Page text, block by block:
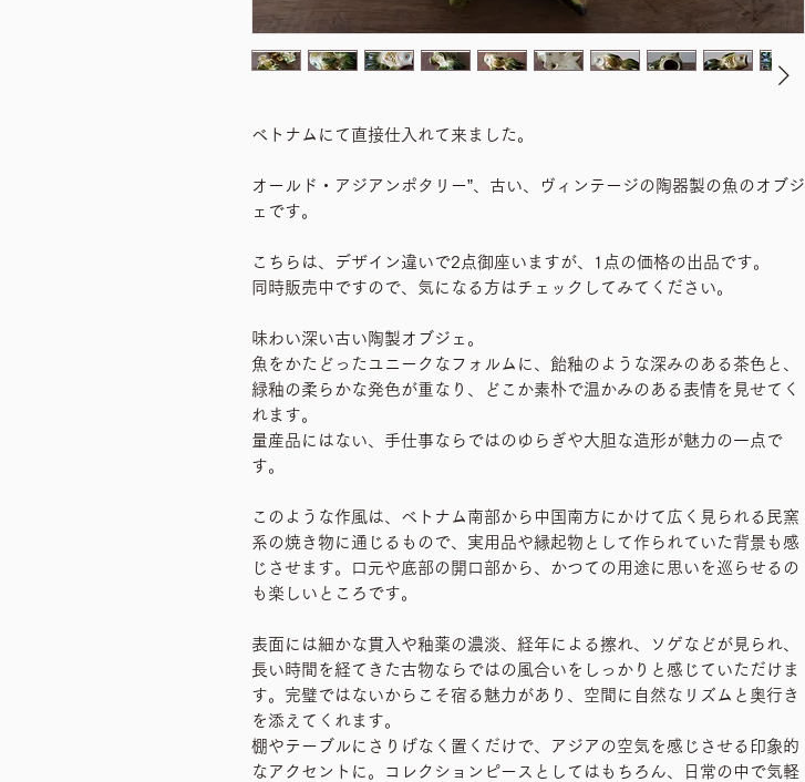
ベトナムにて直接仕入れて来ました。
オールド・アジアンポタリー”、古い、ヴィンテージの陶器製の魚のオブジ
ェです。
こちらは、デザイン違いで2点御座いますが、1点の価格の出品です。
同時販売中ですので、気になる方はチェックしてみてください。
味わい深い古い陶製オブジェ。
魚をかたどったユニークなフォルムに、飴釉のような深みのある茶色と、
緑釉の柔らかな発色が重なり、どこか素朴で温かみのある表情を見せてく
れます。
量産品にはない、手仕事ならではのゆらぎや大胆な造形が魅力の一点で
す。
このような作風は、ベトナム南部から中国南方にかけて広く見られる民窯
系の焼き物に通じるもので、実用品や縁起物として作られていた背景も感
じさせます。口元や底部の開口部から、かつての用途に思いを巡らせるの
も楽しいところです。
表面には細かな貫入や釉薬の濃淡、経年による擦れ、ソゲなどが見られ、
長い時間を経てきた古物ならではの風合いをしっかりと感じていただけま
す。完璧ではないからこそ宿る魅力があり、空間に自然なリズムと奥行き
を添えてくれます。
棚やテーブルにさりげなく置くだけで、アジアの空気を感じさせる印象的
なアクセントに。コレクションピースとしてはもちろん、日常の中で気軽